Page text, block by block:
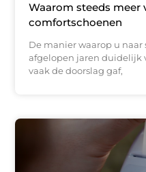
Waarom steeds meer
comfortschoenen
De manier waarop u naar
afgelopen jaren duidelijk
vaak de doorslag gaf,